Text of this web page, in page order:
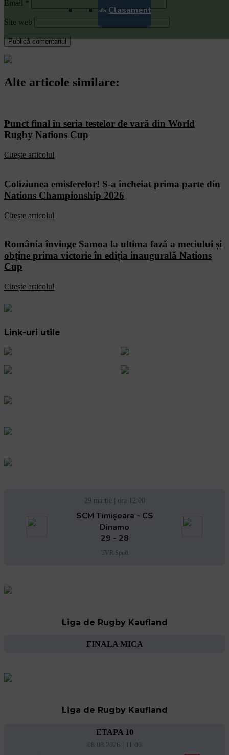
Clasament
Email *
Site web
Alte articole similare:
Punct final în seria testelor de vară din World
Rugby Nations Cup
Citește articolul
Coliziunea emisferelor! S-a încheiat prima parte din
Nations Championship 2026
Citește articolul
România învinge Samoa la ultima fază a meciului și
obține prima victorie în ediția inaugurală Nations
Cup
Citește articolul
Link-uri utile
29 martie | ora 12:00
SCM Timișoara - CS
Dinamo
29 - 28
TVR Sport
Liga de Rugby Kaufland
FINALA MICA
Liga de Rugby Kaufland
ETAPA 10
08.08.2026 | 11:00